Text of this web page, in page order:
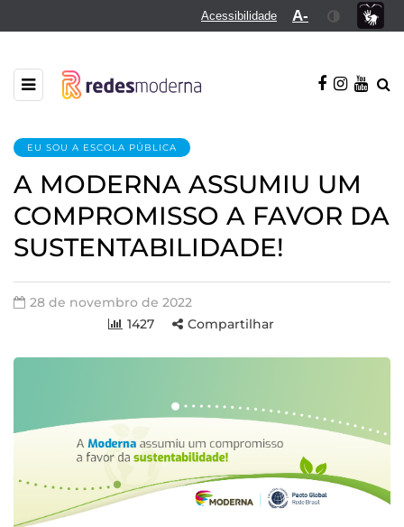
Acessibilidade A-
EU SOU A ESCOLA PÚBLICA
A MODERNA ASSUMIU UM
COMPROMISSO A FAVOR DA
SUSTENTABILIDADE!
28 de novembro de 2022
1427
Compartilhar